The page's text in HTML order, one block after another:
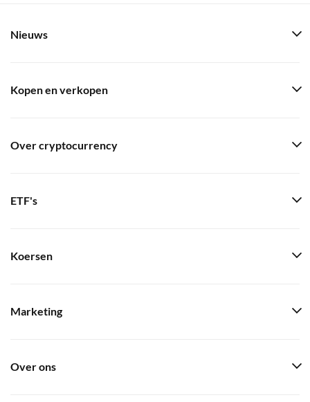
Nieuws
Kopen en verkopen
Over cryptocurrency
ETF's
Koersen
Marketing
Over ons